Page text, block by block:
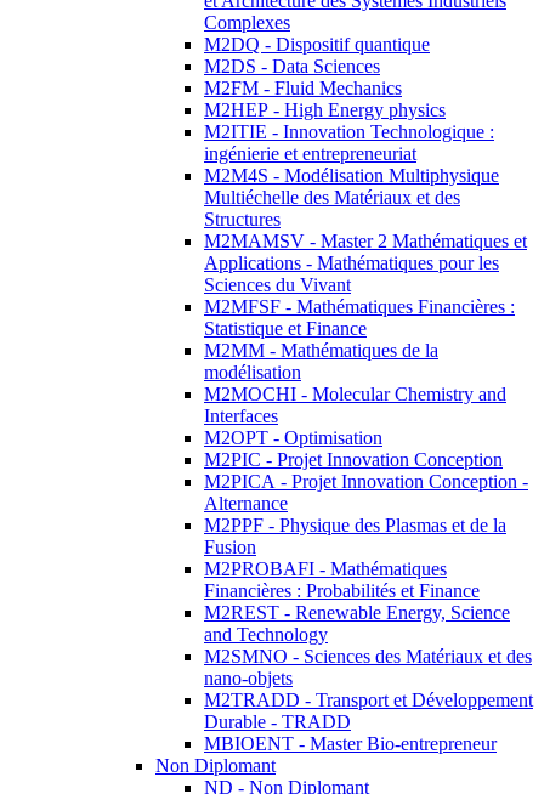
Complexes
M2DQ - Dispositif quantique
M2DS - Data Sciences
M2FM - Fluid Mechanics
M2HEP - High Energy physics
M2ITIE - Innovation Technologique :
ingénierie et entrepreneuriat
M2M4S - Modélisation Multiphysique
Multiéchelle des Matériaux et des
Structures
M2MAMSV - Master 2 Mathématiques et
Applications - Mathématiques pour les
Sciences du Vivant
M2MFSF - Mathématiques Financières :
Statistique et Finance
M2MM - Mathématiques de la
modélisation
M2MOCHI - Molecular Chemistry and
Interfaces
M2OPT - Optimisation
M2PIC - Projet Innovation Conception
M2PICA - Projet Innovation Conception -
Alternance
M2PPF - Physique des Plasmas et de la
Fusion
M2PROBAFI - Mathématiques
Financières : Probabilités et Finance
M2REST - Renewable Energy, Science
and Technology
M2SMNO - Sciences des Matériaux et des
nano-objets
M2TRADD - Transport et Développement
Durable - TRADD
MBIOENT - Master Bio-entrepreneur
Non Diplomant
ND - Non Diplomant